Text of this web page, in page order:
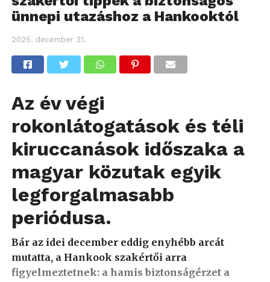
ünnepi utazáshoz a Hankooktól
2025. december 31.
Az év végi
rokonlátogatások és téli
kiruccanások időszaka a
magyar közutak egyik
legforgalmasabb
periódusa.
Bár az idei december eddig enyhébb arcát
mutatta, a Hankook szakértői arra
figyelmeztetnek: a hamis biztonságérzet a